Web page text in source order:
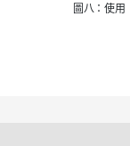
圖八：使用